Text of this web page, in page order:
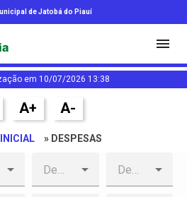
de Jatobá do Piauí
em 10/07/2026 13:38
A+ A-
» DESPESAS